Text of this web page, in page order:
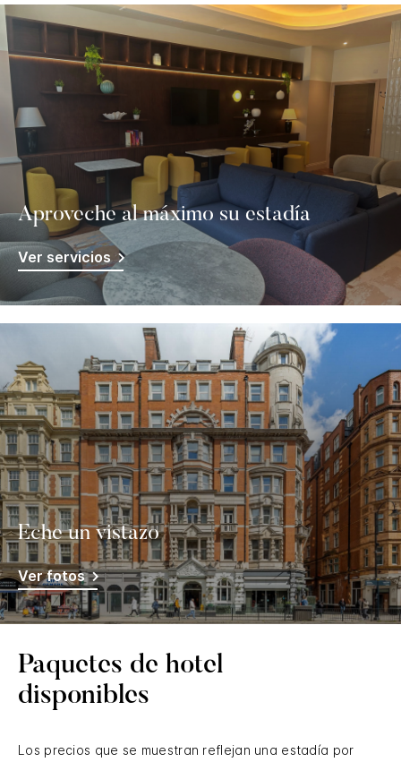
Aproveche al máximo su estadía
Ver servicios
Eche un vistazo
Ver fotos
Paquetes de hotel
disponibles
Los precios que se muestran reflejan una estadía por